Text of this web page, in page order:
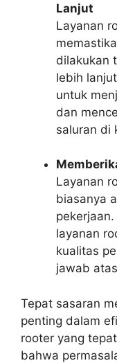
Lanjut
Layanan
dilakukan
lebih
untuk
dan
saluran di
Layanan
biasanya
layanan
kualitas
jawab
Tepat sasaran
penting dalam
rooter yang
bahwa